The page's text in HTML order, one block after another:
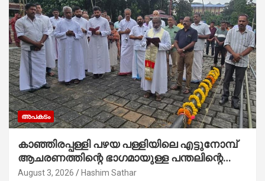
അപകടം
കാഞ്ഞിരപ്പള്ളി പഴയ പള്ളിയിലെ എട്ടുനോമ്പ്
ആചരണത്തിന്റെ ഭാഗമായുള്ള പന്തലിന്റെ
കാൽനാട്ട് കർമ്മം ആർച്ച് പ്രീസ്റ്റ് വെരി.
August 3, 2026 Hashim Sathar